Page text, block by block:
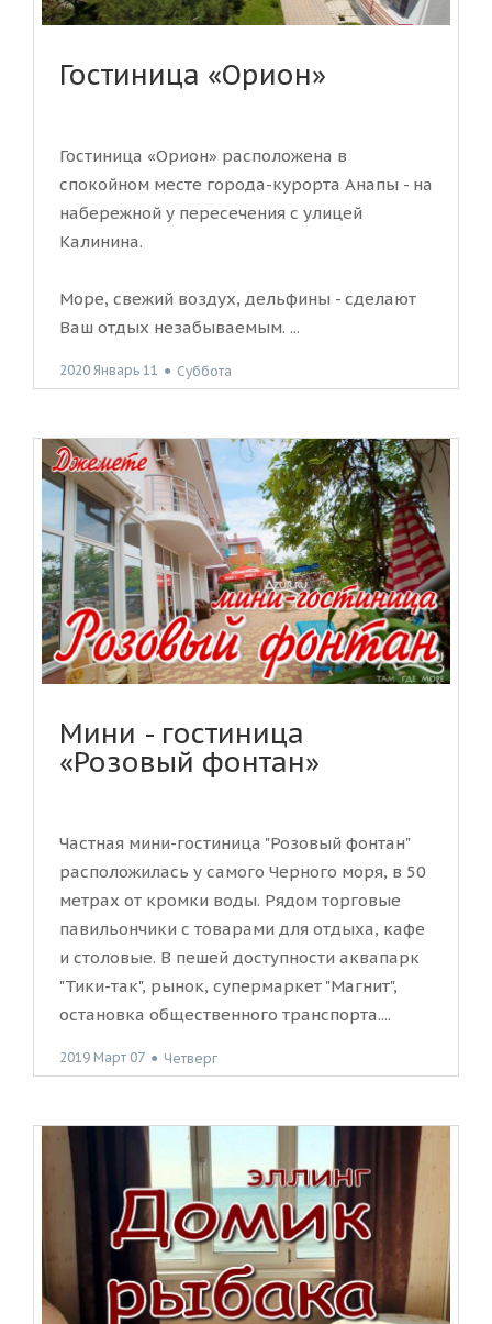
Гостиница «Орион»
Гостиница «Орион» расположена в
спокойном месте города-курорта Анапы - на
набережной у пересечения с улицей
Калинина.
Море, свежий воздух, дельфины - сделают
Ваш отдых незабываемым. ...
2020 Январь 11 ● Суббота
Мини - гостиница
«Розовый фонтан»
Частная мини-гостиница "Розовый фонтан"
расположилась у самого Черного моря, в 50
метрах от кромки воды. Рядом торговые
павильончики с товарами для отдыха, кафе
и столовые. В пешей доступности аквапарк
"Тики-так", рынок, супермаркет "Магнит",
остановка общественного транспорта....
2019 Март 07 ● Четверг